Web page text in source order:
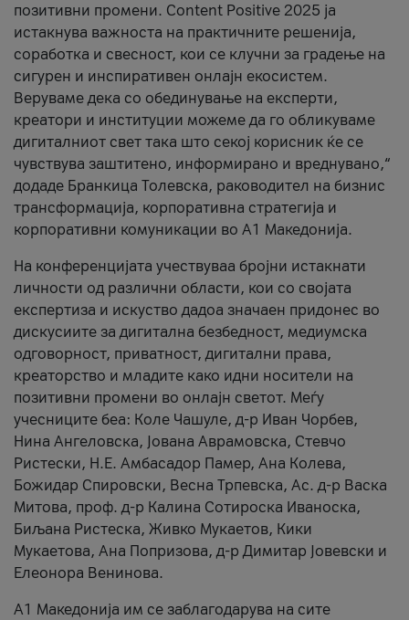
позитивни промени. Content Positive 2025 ја
истакнува важноста на практичните решенија,
соработка и свесност, кои се клучни за градење на
сигурен и инспиративен онлајн екосистем.
Веруваме дека со обединување на експерти,
креатори и институции можеме да го обликуваме
дигиталниот свет така што секој корисник ќе се
чувствува заштитено, информирано и вреднувано,“
додаде Бранкица Толевска, раководител на бизнис
трансформација, корпоративна стратегија и
корпоративни комуникации во А1 Македонија.
На конференцијата учествуваа бројни истакнати
личности од различни области, кои со својата
експертиза и искуство дадоа значаен придонес во
дискусиите за дигитална безбедност, медиумска
одговорност, приватност, дигитални права,
креаторство и младите како идни носители на
позитивни промени во онлајн светот. Меѓу
учесниците беа: Коле Чашуле, д-р Иван Чорбев,
Нина Ангеловска, Јована Аврамовска, Стевчо
Ристески, Н.Е. Амбасадор Памер, Ана Колева,
Божидар Спировски, Весна Трпевска, Ас. д-р Васка
Митова, проф. д-р Калина Сотироска Иваноска,
Биљана Ристеска, Живко Мукаетов, Кики
Мукаетова, Ана Попризова, д-р Димитар Јовевски и
Елеонора Венинова.
А1 Македонија им се заблагодарува на сите